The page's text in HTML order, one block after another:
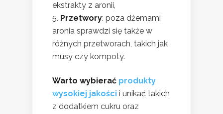
ekstrakty z aronii,
Przetwory: poza dżemami
aronia sprawdzi się także w
różnych przetworach, takich jak
musy czy kompoty.
Warto wybierać produkty
wysokiej jakości i unikać takich
z dodatkiem cukru oraz